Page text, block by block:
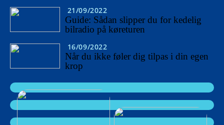
21/09/2022
Guide: Sådan slipper du for kedelig
bilradio på køreturen
16/09/2022
Når du ikke føler dig tilpas i din egen
krop